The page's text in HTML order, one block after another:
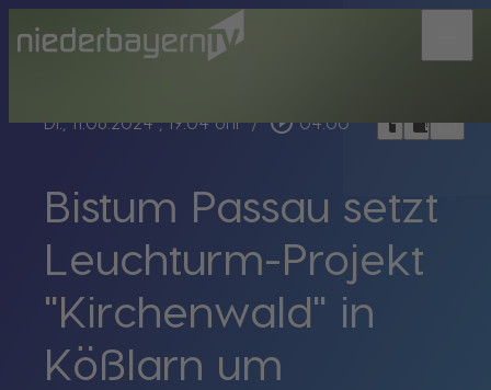
Di., 11.06.2024, 19:04 Uhr / play_circle_outline 04:00 headphoneschrome_reader_modebookmark_border
Bistum Passau setzt
Leuchturm-Projekt
"Kirchenwald" in
Kößlarn um